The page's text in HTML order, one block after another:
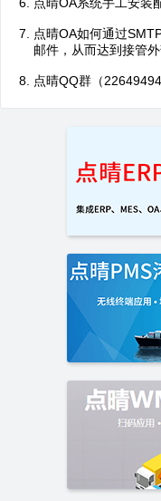
点晴OA如何通过
邮件，从而达到接管
点晴QQ群（